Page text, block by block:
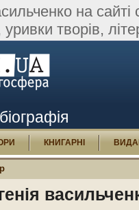
на
творів,
КНИГАРНІ